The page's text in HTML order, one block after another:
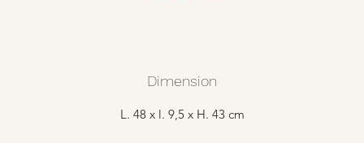
Dimension
L. 48 x l. 9,5 x H. 43 cm